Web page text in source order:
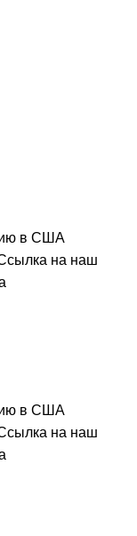
в США
на наш
в США
на наш